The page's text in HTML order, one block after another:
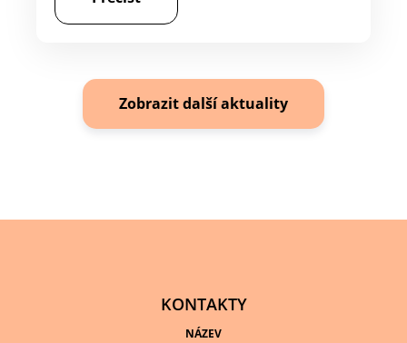
Zobrazit další aktuality
KONTAKTY
NÁZEV